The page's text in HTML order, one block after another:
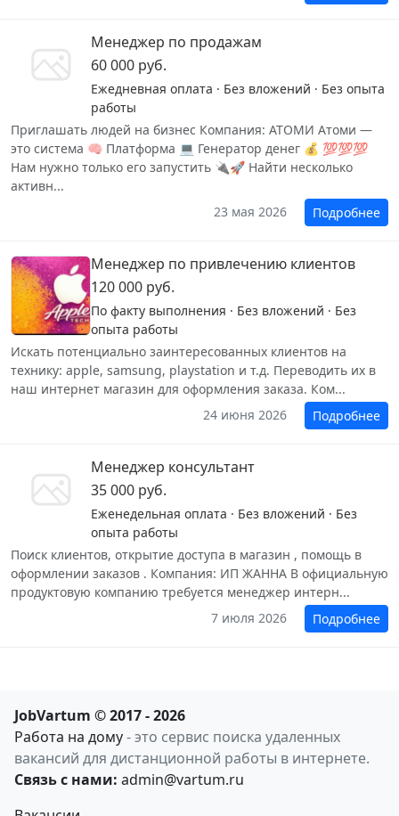
Менеджер по продажам
60 000 руб.
Ежедневная оплата · Без вложений · Без опыта
работы
Приглашать людей на бизнес Компания: АТОМИ Атоми —
это система 🧠 Платформа 💻 Генератор денег 💰 💯💯💯
Нам нужно только его запустить 🔌🚀 Найти несколько
активн...
23 мая 2026
Подробнее
Менеджер по привлечению клиентов
120 000 руб.
По факту выполнения · Без вложений · Без
опыта работы
Искать потенциально заинтересованных клиентов на
технику: apple, samsung, playstation и т.д. Переводить их в
наш интернет магазин для оформления заказа. Ком...
24 июня 2026
Подробнее
Менеджер консультант
35 000 руб.
Еженедельная оплата · Без вложений · Без
опыта работы
Поиск клиентов, открытие доступа в магазин , помощь в
оформлении заказов . Компания: ИП ЖАННА В официальную
продуктовую компанию требуется менеджер интерн...
7 июля 2026
Подробнее
JobVartum © 2017 - 2026
Работа на дому- это сервис поиска удаленных
вакансий для дистанционной работы в интернете.
Связь с нами: admin@vartum.ru